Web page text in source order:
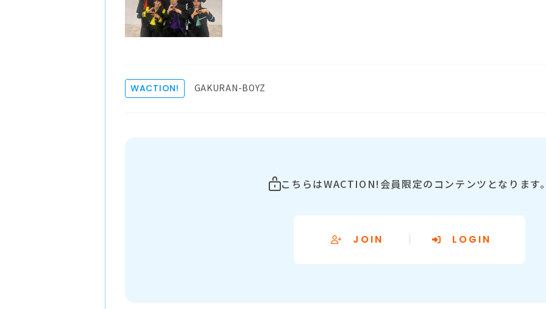
WACTION! GAKURAN-BOYZ
こちらはWACTION!会員限定のコンテンツとなります
JOIN LOGIN